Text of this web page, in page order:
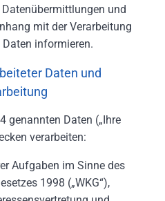
und
mit der Verarbeitung
Daten informieren.
Daten und
genannten Daten („Ihre
verarbeiten:
Aufgaben im Sinne des
1998 („WKG“),